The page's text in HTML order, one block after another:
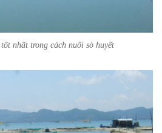
nhất trong cách nuôi sò huyết